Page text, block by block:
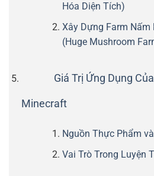
Hóa Diện Tích)
Xây Dựng Farm
(Huge Mushroom
Giá Trị Ứng Dụng
Minecraft
Nguồn Thực Phẩm
Vai Trò Trong Luyện